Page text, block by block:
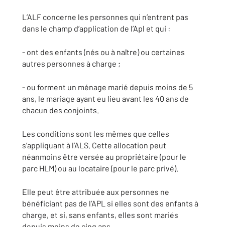
L’ALF concerne les personnes qui n’entrent pas
dans le champ d’application de l’Apl et qui :
- ont des enfants (nés ou à naître) ou certaines
autres personnes à charge ;
- ou forment un ménage marié depuis moins de 5
ans, le mariage ayant eu lieu avant les 40 ans de
chacun des conjoints.
Les conditions sont les mêmes que celles
s’appliquant à l’ALS. Cette allocation peut
néanmoins être versée au propriétaire (pour le
parc HLM) ou au locataire (pour le parc privé).
Elle peut être attribuée aux personnes ne
bénéficiant pas de l’APL si elles sont des enfants à
charge, et si, sans enfants, elles sont mariés